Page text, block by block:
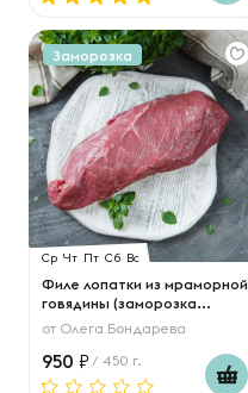
Заморозка
Ср Чт Пт Сб Вс
Филе лопатки из мраморной
говядины (заморозка...
от Олега Бондарева
950 / 450 г.